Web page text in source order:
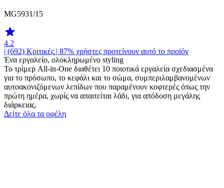
MG5931/15
4.2
| (692) Κριτικές | 87% χρήστες προτείνουν αυτό το προϊόν
Ένα εργαλείο, ολοκληρωμένο styling
Το τρίμερ All-in-One διαθέτει 10 ποιοτικά εργαλεία σχεδιασμένα
για το πρόσωπο, το κεφάλι και το σώμα, συμπεριλαμβανομένων
αυτοακονιζόμενων λεπίδων που παραμένουν κοφτερές όπως την
πρώτη ημέρα, χωρίς να απαιτείται λάδι, για απόδοση μεγάλης
διάρκειας.
Δείτε όλα τα οφέλη